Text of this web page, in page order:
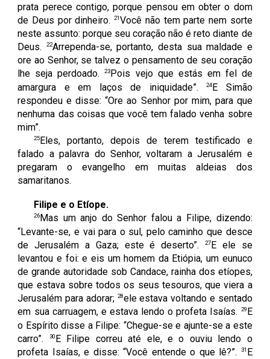
prata perece contigo, porque pensou em obter o dom
de Deus por dinheiro.21Você não tem parte nem sorte
neste assunto: porque seu coração não é reto diante de
Deus.
22Arrependa-se, portanto, desta sua maldade e
ore ao Senhor, se talvez o pensamento de seu coração
lhe seja perdoado.23 Pois vejo que estás em fel de
amargura e em laços de iniquidade”.24E Simão
respondeu e disse: “Ore ao Senhor por mim, para que
nenhuma das coisas que você tem falado venha sobre
mim”.
25 Eles, portanto, depois de terem testificado e
falado a palavra do Senhor, voltaram a Jerusalém e
pregaram o evangelho em muitas aldeias dos
samaritanos.
Filipe e o Etíope.
26 Mas um anjo do Senhor falou a Filipe, dizendo:
“Levante-se, e vai para o sul, pelo caminho que desce
de Jerusalém a Gaza; este é deserto”.
27E ele se
levantou e foi: e eis um homem da Etiópia, um eunuco
de grande autoridade sob Candace, rainha dos etíopes,
que estava sobre todos os seus tesouros, que viera a
Jerusalém para adorar; 28ele estava voltando e sentado
em sua carruagem, e estava lendo o profeta Isaías.
29 E
o Espírito disse a Filipe: “Chegue-se e ajunte-se a este
carro”.
30E Filipe correu até ele, e o ouviu lendo o
profeta Isaías, e disse: “Você entende o que lê?”.
31 E